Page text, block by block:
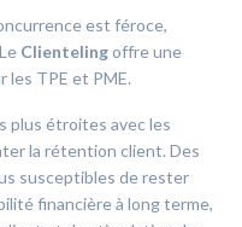
est féroce,
Clientelingoffre une
les TPE et PME.
plus étroites avec les
la rétention client. Des
susceptibles de rester
financière à long terme,